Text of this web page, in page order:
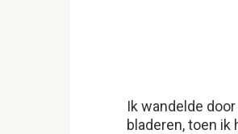
Ik wandelde
bladeren, toen ik